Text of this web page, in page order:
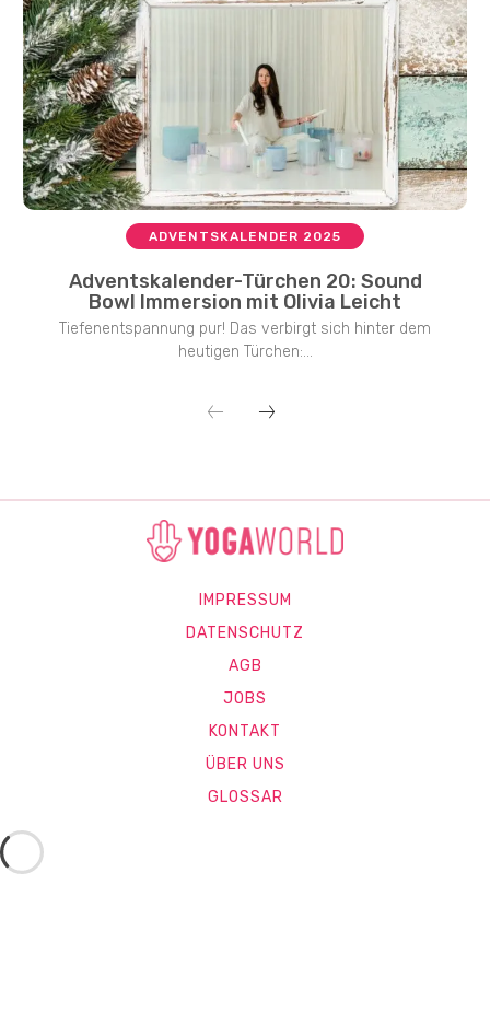
ADVENTSKALENDER 2025
Adventskalender-Türchen 20: Sound
Bowl Immersion mit Olivia Leicht
Tiefenentspannung pur! Das verbirgt sich hinter dem
heutigen Türchen:...
IMPRESSUM
DATENSCHUTZ
AGB
JOBS
KONTAKT
ÜBER UNS
GLOSSAR